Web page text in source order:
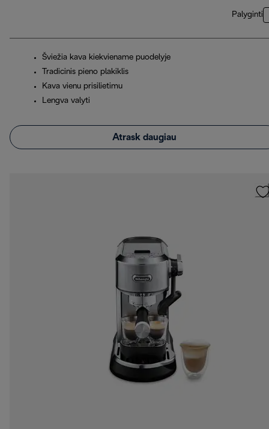
Palyginti
Šviežia kava kiekviename puodelyje
Tradicinis pieno plakiklis
Kava vienu prisilietimu
Lengva valyti
Atrask daugiau